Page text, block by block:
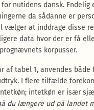
nutidens dansk. Endelig
da sådanne er
vælger at inddrage disse
data hvor der er få
korpusser.
af tabel 1, anvendes
I flere tilfælde
intetkøn er især
du længere ud på landet